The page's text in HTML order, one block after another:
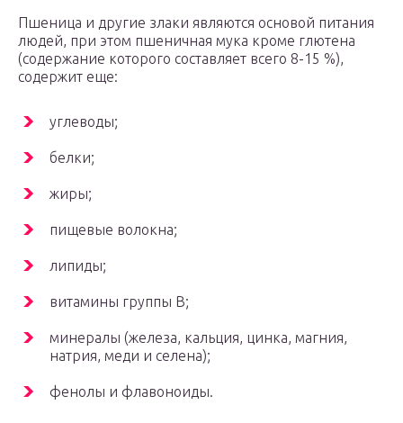
Пшеница и другие злаки являются основой питания
людей, при этом пшеничная мука кроме глютена
(содержание которого составляет всего 8-15 %),
содержит еще:
углеводы;
белки;
жиры;
пищевые волокна;
липиды;
витамины группы B;
минералы (железа, кальция, цинка, магния,
натрия, меди и селена);
фенолы и флавоноиды.